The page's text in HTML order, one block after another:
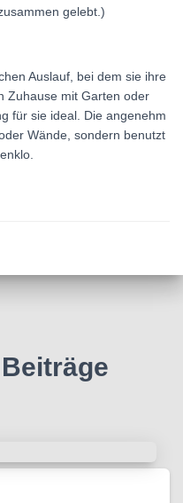
gelebt.)
Auslauf, bei dem sie ihre
Zuhause mit Garten oder
für sie ideal. Die angenehm
Wände, sondern benutzt